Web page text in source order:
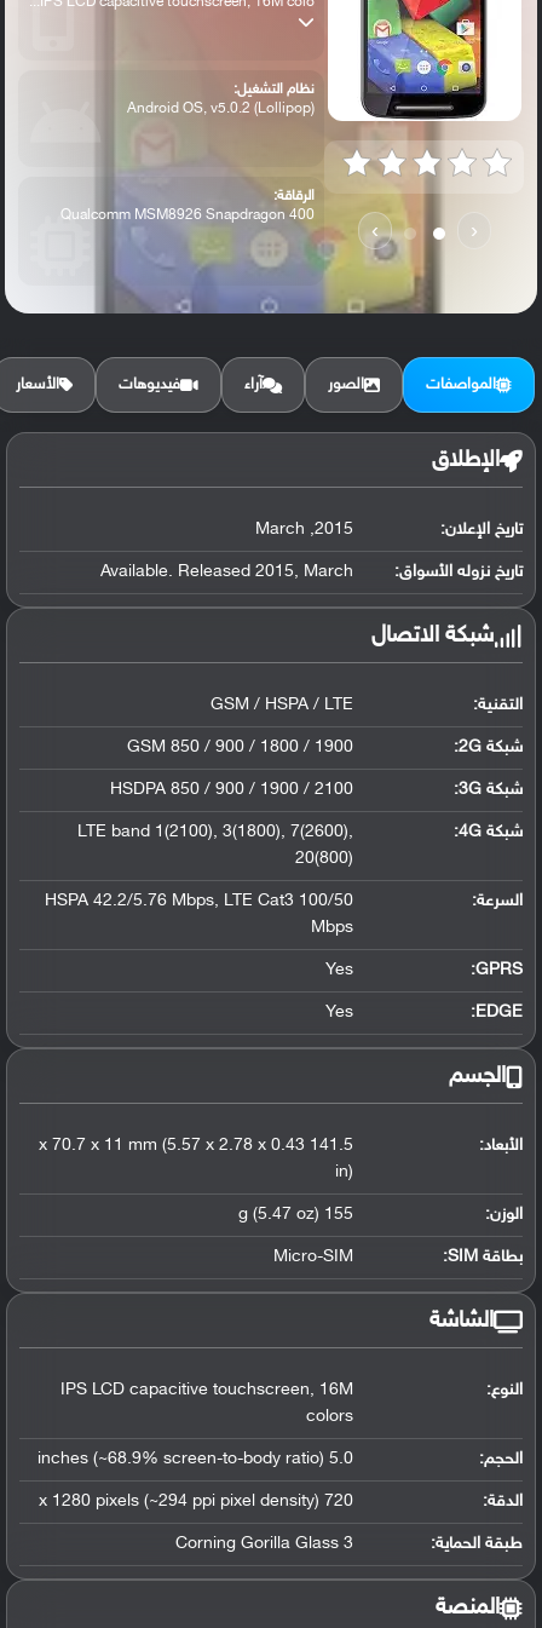
‹
›
نظام التشغيل:
Android OS, v5.0.2 (Lollipop)
الرقاقة:
Qualcomm MSM8926 Snapdragon 400
الرام / التخزين:
المواصفات الصور آراء فيديوهات الأسعار
الإطلاق
تاريخ الإعلان: 2015, March
تاريخ نزوله الأسواق: Available. Released 2015, March
شبكة الاتصال
التقنية: GSM / HSPA / LTE
شبكة 2G: GSM 850 / 900 / 1800 / 1900
شبكة 3G :
HSDPA 850 / 900 / 1900 / 2100
شبكة 4G :
LTE band 1(2100), 3(1800), 7(2600),
20(800)
السرعة:
HSPA 42.2/5.76 Mbps, LTE Cat3 100/50
Mbps
GPRS:
Yes
EDGE:
Yes
الجسم
الأبعاد:
141.5 x 70.7 x 11 mm (5.57 x 2.78 x 0.43
in)
الوزن: 155 g (5.47 oz)
بطاقة SIM: Micro-SIM
الشاشة
النوع:
IPS LCD capacitive touchscreen, 16M
colors
الحجم: 5.0 inches (~68.9% screen-to-body ratio)
الدقة: 720 x 1280 pixels (~294 ppi pixel density)
طبقة الحماية: Corning Gorilla Glass 3
المنصة